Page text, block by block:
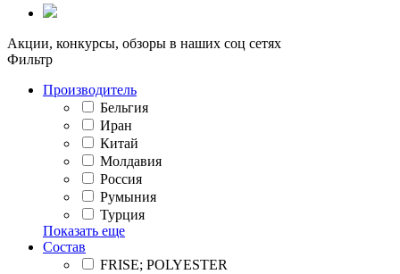
Акции, конкурсы, обзоры в наших соц сетях
Фильтр
Производитель
Бельгия
Иран
Китай
Молдавия
Россия
Румыния
Турция
Показать еще
Состав
FRISE; POLYESTER